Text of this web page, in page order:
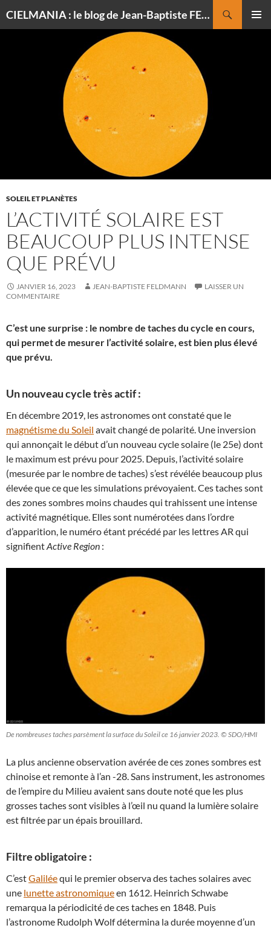
CIELMANIA : le blog de Jean-Baptiste FELDMANN, photographe du ciel
SOLEIL ET PLANÈTES
L’ACTIVITÉ SOLAIRE EST
BEAUCOUP PLUS INTENSE
QUE PRÉVU
JANVIER 16, 2023 JEAN-BAPTISTE FELDMANN
LAISSER UN
COMMENTAIRE
C’est une surprise : le nombre de taches du cycle en cours,
qui permet de mesurer l’activité solaire, est bien plus élevé
que prévu.
Un nouveau cycle très actif :
En décembre 2019, les astronomes ont constaté que le
magnétisme du Soleil avait changé de polarité. Une inversion
qui annonçait le début d’un nouveau cycle solaire (le 25e) dont
le maximum est prévu pour 2025. Depuis, l’activité solaire
(mesurée par le nombre de taches) s’est révélée beaucoup plus
élevée que ce que les simulations prévoyaient. Ces taches sont
des zones sombres moins chaudes qui trahissent une intense
activité magnétique. Elles sont numérotées dans l’ordre
d’apparition, le numéro étant précédé par les lettres AR qui
signifientActive Region :
De nombreuses taches parsèment la surface du Soleil ce 16 janvier 2023. © SDO/HMI
La plus ancienne observation avérée de ces zones sombres est
chinoise et remonte à l’an -28. Sans instrument, les astronomes
de l’empire du Milieu avaient sans doute noté que les plus
grosses taches sont visibles à l’œil nu quand la lumière solaire
est filtrée par un épais brouillard.
Filtre obligatoire :
C’estGaliléequi le premier observa des taches solaires avec
une lunette astronomiqueen 1612. Heinrich Schwabe
remarqua la périodicité de ces taches en 1848. Puis
l’astronome Rudolph Wolf détermina la durée moyenne d’un